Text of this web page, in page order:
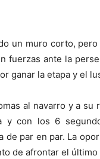
un muro corto,
fuerzas ante la
ganar la etapa y el
al navarro y a su
y con los 6
par en par. La
de afrontar el